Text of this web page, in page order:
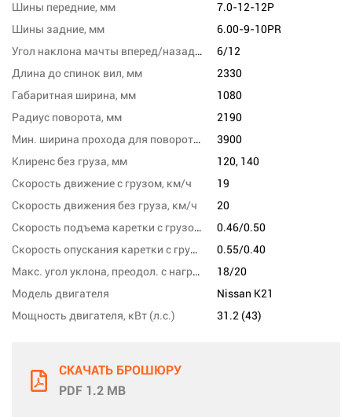
Шины передние, мм
7.0-12-12P
Шины задние, мм
6.00-9-10PR
Угол наклона мачты вперед/назад, град
6/12
Длина до спинок вил, мм
2330
Габаритная ширина, мм
1080
Радиус поворота, мм
2190
Мин. ширина прохода для поворота, мм
3900
Клиренс без груза, мм
120, 140
Скорость движение с грузом, км/ч
19
Скорость движения без груза, км/ч
20
Скорость подъема каретки с грузом/без груза, м/с
0.46/0.50
Скорость опускания каретки с грузом/без груза,м/сек
0.55/0.40
Макс. угол уклона, преодол. с нагрузкой, %
18/20
Модель двигателя
Nissan K21
Мощность двигателя, кВт (л.с.)
31.2 (43)
СКАЧАТЬ БРОШЮРУ
PDF 1.2 MB